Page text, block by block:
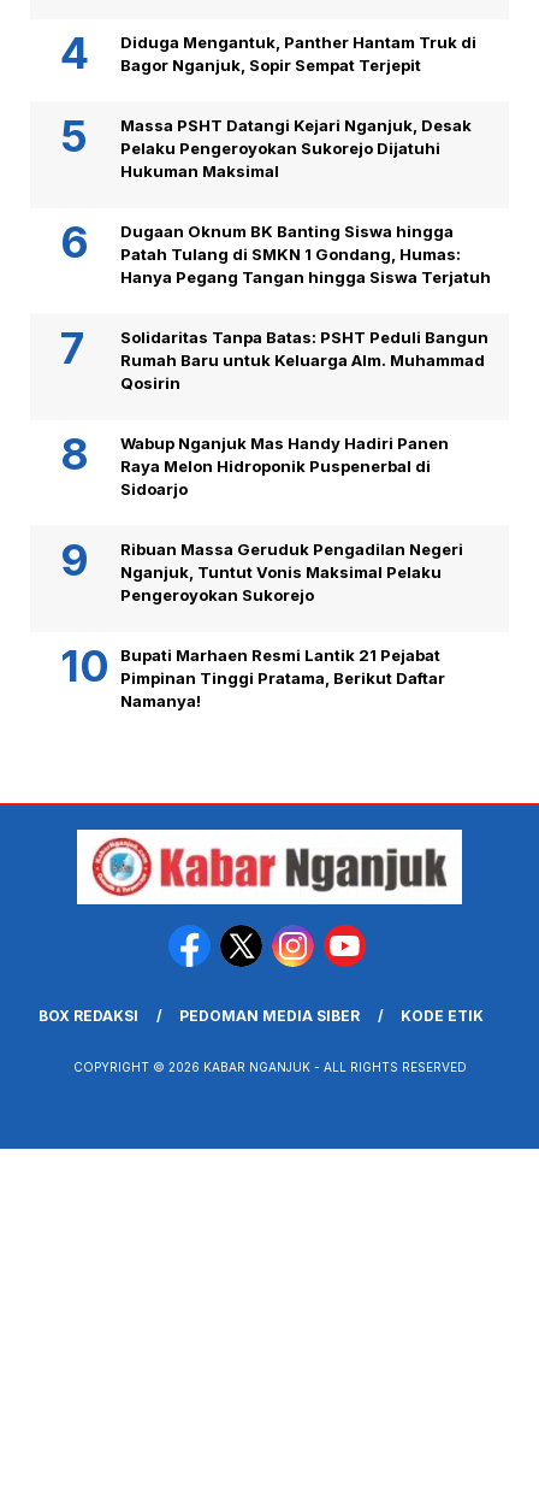
Diduga Mengantuk, Panther Hantam Truk di
Bagor Nganjuk, Sopir Sempat Terjepit
Massa PSHT Datangi Kejari Nganjuk, Desak
Pelaku Pengeroyokan Sukorejo Dijatuhi
Hukuman Maksimal
Dugaan Oknum BK Banting Siswa hingga
Patah Tulang di SMKN 1 Gondang, Humas:
Hanya Pegang Tangan hingga Siswa Terjatuh
Solidaritas Tanpa Batas: PSHT Peduli Bangun
Rumah Baru untuk Keluarga Alm. Muhammad
Qosirin
Wabup Nganjuk Mas Handy Hadiri Panen
Raya Melon Hidroponik Puspenerbal di
Sidoarjo
Ribuan Massa Geruduk Pengadilan Negeri
Nganjuk, Tuntut Vonis Maksimal Pelaku
Pengeroyokan Sukorejo
Bupati Marhaen Resmi Lantik 21 Pejabat
Pimpinan Tinggi Pratama, Berikut Daftar
Namanya!
BOX REDAKSI PEDOMAN MEDIA SIBER KODE ETIK
COPYRIGHT © 2026 KABAR NGANJUK - ALL RIGHTS RESERVED